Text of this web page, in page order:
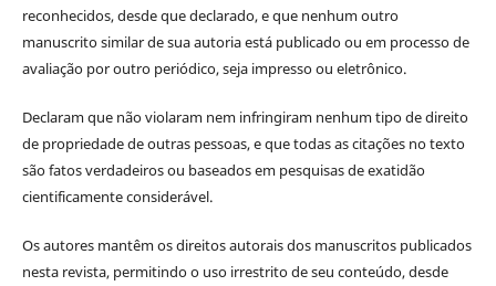
reconhecidos, desde que declarado, e que nenhum outro
manuscrito similar de sua autoria está publicado ou em processo de
avaliação por outro periódico, seja impresso ou eletrônico.
Declaram que não violaram nem infringiram nenhum tipo de direito
de propriedade de outras pessoas, e que todas as citações no texto
são fatos verdadeiros ou baseados em pesquisas de exatidão
cientificamente considerável.
Os autores mantêm os direitos autorais dos manuscritos publicados
nesta revista, permitindo o uso irrestrito de seu conteúdo, desde